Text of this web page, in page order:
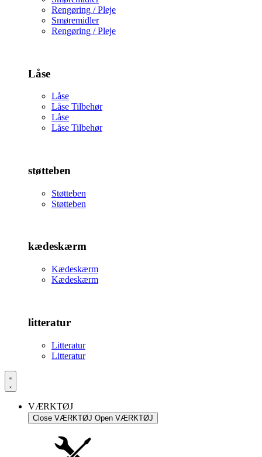
Rengøring / Pleje
Smøremidler
Rengøring / Pleje
Låse
Låse
Låse Tilbehør
Låse
Låse Tilbehør
støtteben
Støtteben
Støtteben
kædeskærm
Kædeskærm
Kædeskærm
litteratur
Litteratur
Litteratur
VÆRKTØJ
Close VÆRKTØJ Open VÆRKTØJ